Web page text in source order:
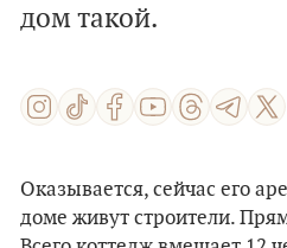
дом такой.
Оказывается, сейчас его
доме живут строители.